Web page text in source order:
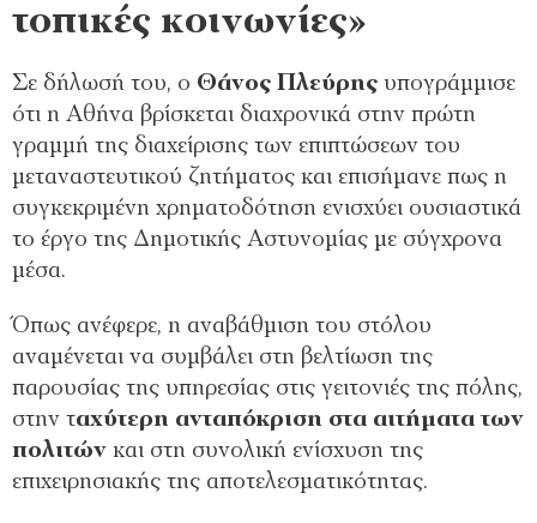
τοπικές κοινωνίες»
Σε δήλωσή του, ο Θάνος Πλεύρης υπογράμμισε
ότι η Αθήνα βρίσκεται διαχρονικά στην πρώτη
γραμμή της διαχείρισης των επιπτώσεων του
μεταναστευτικού ζητήματος και επισήμανε πως η
συγκεκριμένη χρηματοδότηση ενισχύει ουσιαστικά
το έργο της Δημοτικής Αστυνομίας με σύγχρονα
μέσα.
Όπως ανέφερε, η αναβάθμιση του στόλου
αναμένεται να συμβάλει στη βελτίωση της
παρουσίας της υπηρεσίας στις γειτονιές της πόλης,
στην ταχύτερη ανταπόκριση στα αιτήματα των
πολιτών και στη συνολική ενίσχυση της
επιχειρησιακής της αποτελεσματικότητας.